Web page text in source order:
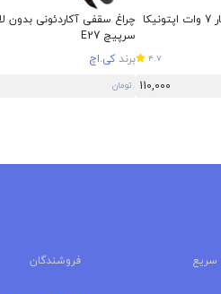
چراغ سقفی SMD توکار 7 وات اپتونیکا
4.7
110,000
چراغ سقفی آکاردئونی بدون
سرپیچ E27
برندکی.اچ
تومان
فروشندگان